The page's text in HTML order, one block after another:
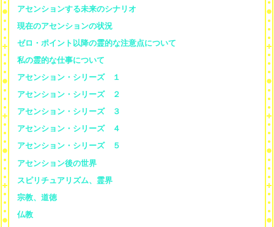
アセンションする未来のシナリオ
現在のアセンションの状況
ゼロ・ポイント以降の霊的な注意点について
私の霊的な仕事について
アセンション・シリーズ １
アセンション・シリーズ ２
アセンション・シリーズ ３
アセンション・シリーズ ４
アセンション・シリーズ ５
アセンション後の世界
スピリチュアリズム、霊界
宗教、道徳
仏教